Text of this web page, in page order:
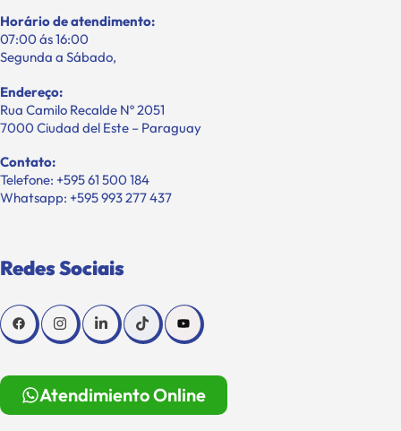
Horário de atendimento:
07:00 ás 16:00
Segunda a Sábado,
Endereço:
Rua Camilo Recalde Nº 2051
7000 Ciudad del Este – Paraguay
Contato:
Telefone: +595 61 500 184
Whatsapp: +595 993 277 437
Redes Sociais
Atendimiento Online